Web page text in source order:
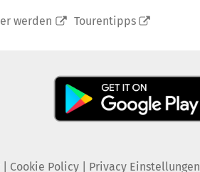
werden Tourentipps
| Cookie Policy| Privacy Einstellungen